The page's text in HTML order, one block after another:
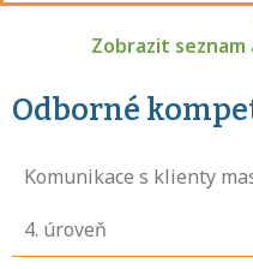
Zobrazit
Odborné
Komunikace s klienty
4. úroveň